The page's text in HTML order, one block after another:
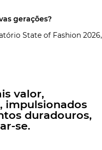
gerações?
State of Fashion 2026,
valor,
impulsionados
duradouros,
se.